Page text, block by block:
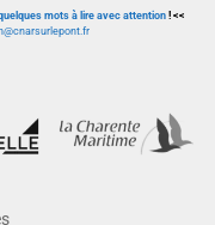
mots à lire avec attention ! <<